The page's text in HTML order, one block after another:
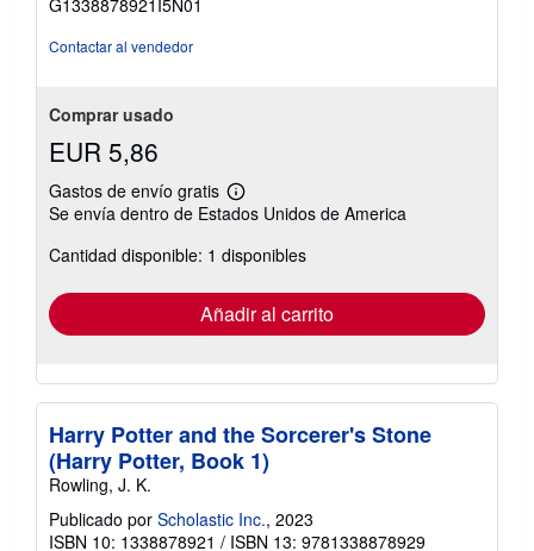
G1338878921I5N01
Contactar al vendedor
Comprar usado
EUR 5,86
Gastos de envío gratis
Más
información
las
tarifas
envío
Se envía dentro de Estados Unidos de America
Cantidad disponible: 1 disponibles
Añadir al carrito
Harry Potter and the Sorcerer's Stone
(Harry Potter, Book 1)
Rowling, J. K.
Publicado por Scholastic Inc., 2023
ISBN 10: 1338878921 / ISBN 13: 9781338878929